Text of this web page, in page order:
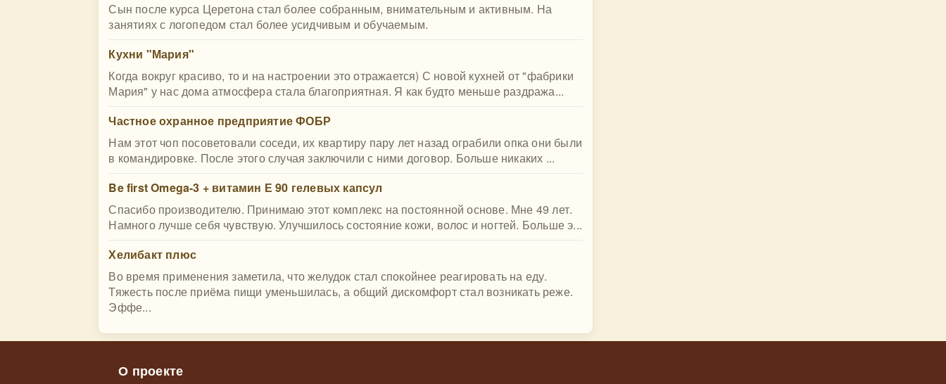
Сын после курса Церетона стал более собранным, внимательным и активным. На
занятиях с логопедом стал более усидчивым и обучаемым.
Кухни "Мария"
Когда вокруг красиво, то и на настроении это отражается) С новой кухней от "фабрики
Мария" у нас дома атмосфера стала благоприятная. Я как будто меньше раздража...
Частное охранное предприятие ФОБР
Нам этот чоп посоветовали соседи, их квартиру пару лет назад ограбили опка они были
в командировке. После этого случая заключили с ними договор. Больше никаких ...
Be first Omega-3 + витамин Е 90 гелевых капсул
Спасибо производителю. Принимаю этот комплекс на постоянной основе. Мне 49 лет.
Намного лучше себя чувствую. Улучшилось состояние кожи, волос и ногтей. Больше э...
Хелибакт плюс
Во время применения заметила, что желудок стал спокойнее реагировать на еду.
Тяжесть после приёма пищи уменьшилась, а общий дискомфорт стал возникать реже.
Эффе...
О проекте